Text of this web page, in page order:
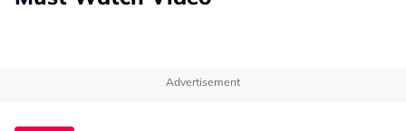
Advertisement